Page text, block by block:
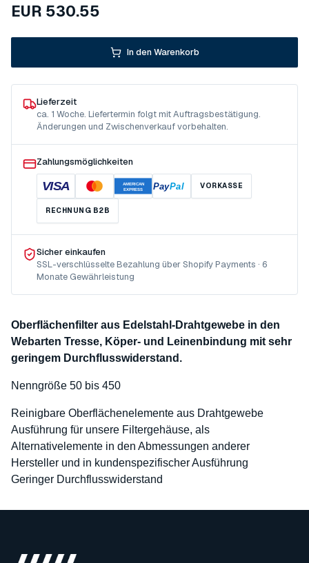
EUR 530.55
In den Warenkorb
Lieferzeit
ca. 1 Woche. Liefertermin folgt mit Auftragsbestätigung.
Änderungen und Zwischenverkauf vorbehalten.
Zahlungsmöglichkeiten
VISA
AMERICAN
EXPRESS
PayPal VORKASSE
RECHNUNG B2B
Sicher einkaufen
SSL-verschlüsselte Bezahlung über Shopify Payments · 6
Monate Gewährleistung
Oberflächenfilter aus Edelstahl-Drahtgewebe in den
Webarten Tresse, Köper- und Leinenbindung mit sehr
geringem Durchflusswiderstand.
Nenngröße 50 bis 450
Reinigbare Oberflächenelemente aus Drahtgewebe
Ausführung für unsere Filtergehäuse, als
Alternativelemente in den Abmessungen anderer
Hersteller und in kundenspezifischer Ausführung
Geringer Durchflusswiderstand